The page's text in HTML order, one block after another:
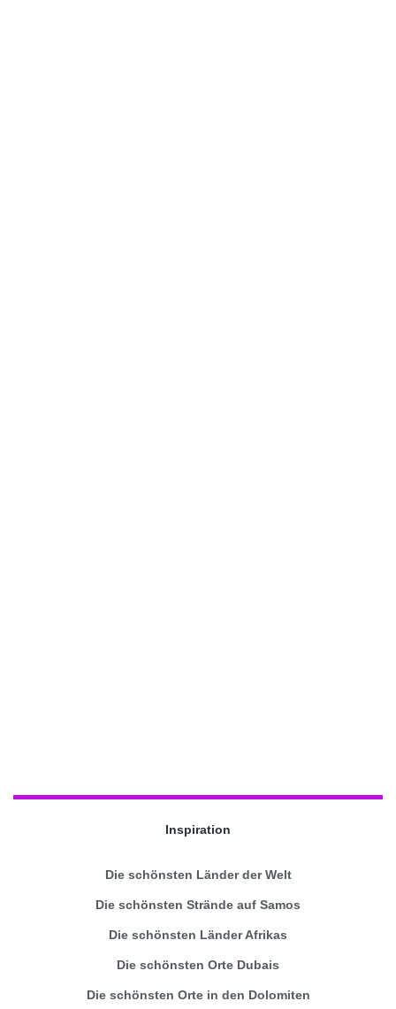
Inspiration
Die schönsten Länder der Welt
Die schönsten Strände auf Samos
Die schönsten Länder Afrikas
Die schönsten Orte Dubais
Die schönsten Orte in den Dolomiten